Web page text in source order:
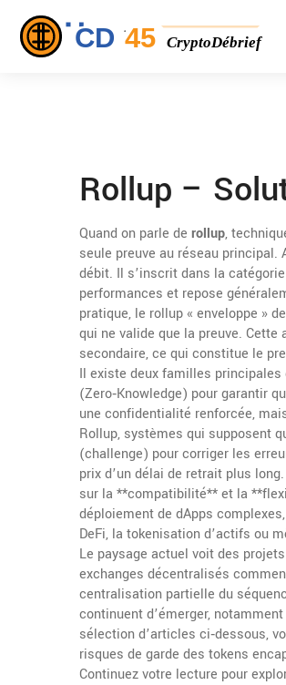
Rollup –
Quand on parle de rollup,
seule preuve au réseau principal.
débit. Il s’inscrit dans la
performances et repose
pratique, le rollup « enveloppe »
qui ne valide que la preuve.
secondaire, ce qui constitue le
Il existe deux familles principales
(Zero‑Knowledge) pour garantir
une confidentialité renforcée,
Rollup, systèmes qui supposent
(challenge) pour corriger les
prix d’un délai de retrait plus
sur la **compatibilité** et la
déploiement de dApps
DeFi, la tokenisation d’actifs ou
Le paysage actuel voit des
exchanges décentralisés
centralisation partielle du
continuent d’émerger,
sélection d’articles ci‑dessous,
risques de garde des tokens
Continuez votre lecture pour